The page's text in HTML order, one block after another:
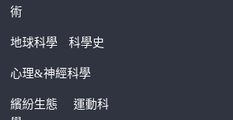
術
地球科學 科學史
心理&神經科學
繽紛生態運動科